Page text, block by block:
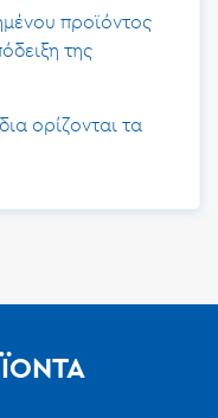
προϊόντος
της
ορίζονται τα